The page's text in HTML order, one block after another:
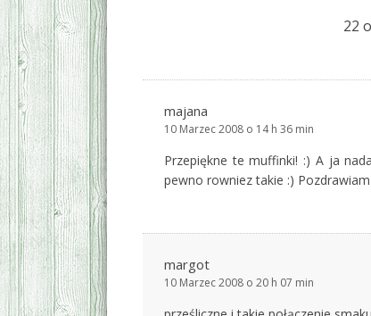
22
majana
10 Marzec 2008 o 14 h 36 min
Przepiękne te muffinki! :) A ja
pewno rowniez takie :) Pozdrawiam
margot
10 Marzec 2008 o 20 h 07 min